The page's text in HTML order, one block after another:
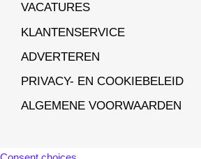
VACATURES
KLANTENSERVICE
ADVERTEREN
PRIVACY- EN COOKIEBELEID
ALGEMENE VOORWAARDEN